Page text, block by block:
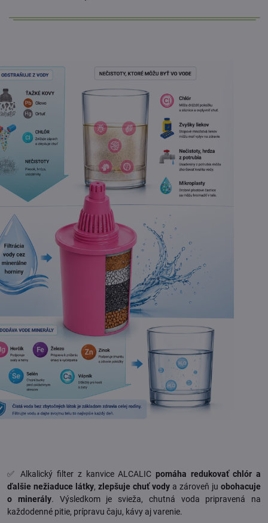
✅ Alkalický filter z kanvice ALCALIC pomáha redukovať chlór a
ďalšie nežiaduce látky, zlepšuje chuť vody a zároveň ju obohacuje
o minerály. Výsledkom je svieža, chutná voda pripravená na
každodenné pitie, prípravu čaju, kávy aj varenie.